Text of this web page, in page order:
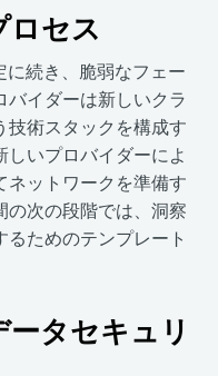
ロセス
続き、脆弱なフェー
バイダーは新しいクラ
技術スタックを構成す
しいプロバイダーによ
ネットワークを準備す
の次の段階では、洞察
ためのテンプレート
タセキュリ